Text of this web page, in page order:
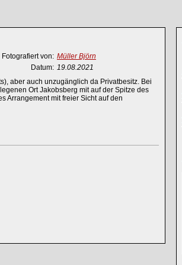
Fotografiert von: Müller Björn
Datum: 19.08.2021
aber auch unzugänglich da Privatbesitz. Bei
Ort Jakobsberg mit auf der Spitze des
Arrangement mit freier Sicht auf den